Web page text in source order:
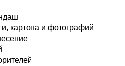
картона и фотографий